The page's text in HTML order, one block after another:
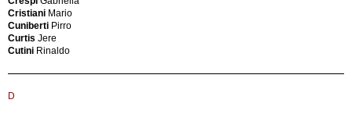
Cini
Boesen
Viggo
Bogni
Longoni
Atelier
d’Arredamento
Bucci
Cristiani Mario
Cuniberti Pirro
Curtis Jere
Cutini Rinaldo
D